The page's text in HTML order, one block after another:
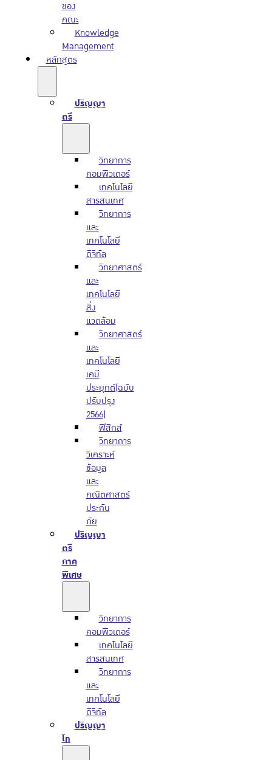
ของ
คณะ
Knowledge
Management
หลักสูตร
ปริญญา
ตรี
วิทยาการ
คอมพิวเตอร์
เทคโนโลยี
สารสนเทศ
วิทยาการ
และ
เทคโนโลยี
ดิจิทัล
วิทยาศาสตร์
และ
เทคโนโลยี
สิ่ง
แวดล้อม
วิทยาศาสตร์
และ
เทคโนโลยี
เคมี
ประยุกต์(ฉบับ
ปรับปรุง
2566)
ฟิสิกส์
วิทยาการ
วิเคราะห์
ข้อมูล
และ
คณิตศาสตร์
ประกัน
ภัย
ปริญญา
ตรี
ภาค
พิเศษ
วิทยาการ
คอมพิวเตอร์
เทคโนโลยี
สารสนเทศ
วิทยาการ
และ
เทคโนโลยี
ดิจิทัล
ปริญญา
โท